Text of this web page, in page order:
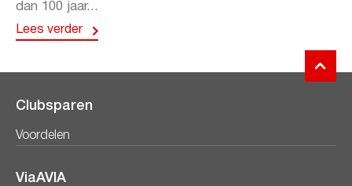
dan 100 jaar...
Lees verder
Clubsparen
Voordelen
ViaAVIA